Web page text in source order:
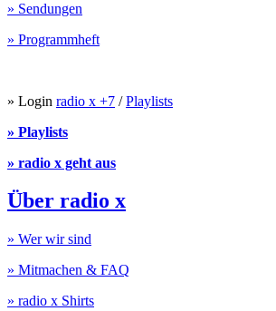
» Sendungen
» Programmheft
» Login radio x +7 /Playlists
» Playlists
» radio x geht aus
Über radio x
» Wer wir sind
» Mitmachen & FAQ
» radio x Shirts